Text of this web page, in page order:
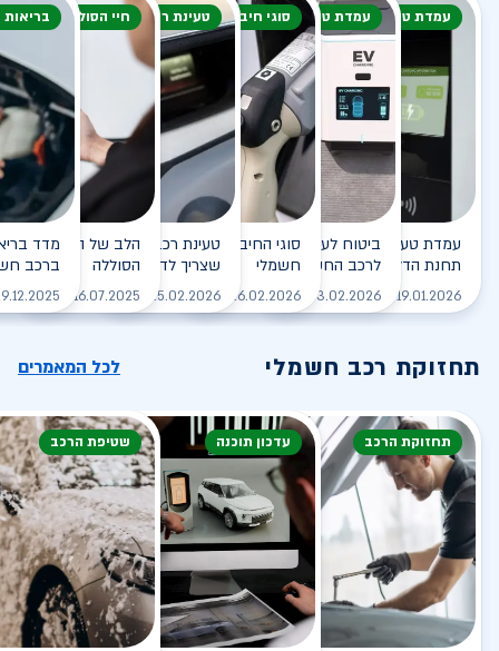
עמדת טעינה
עמדת טעינה - הסוף של
תחנת הדלק?
19.01.2026 לקריאה
עמדת טעינה
ביטוח לעמדת טעינה ביתית
לרכב החשמלי
03.02.2026 לקריאה
סוגי חיבור
סוגי החיבורים לטעינת רכב
חשמלי
26.02.2026 לקריאה
טעינת רכב חשמלי
טעינת רכב חשמלי - כל מה
שצריך לדעת
25.02.2026 לקריאה
חיי הסוללה
הלב של הרכב
הסוללה
16.07.2025
ברכב
תחזוקת רכב חשמלי לכל המאמרים
תחזוקת הרכב עדכון תוכנה שטיפת הרכב